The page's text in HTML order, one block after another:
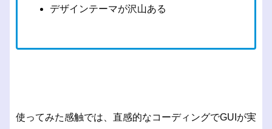
デザインテーマが沢山ある
使ってみた感触では、直感的なコーディングでGUIが実